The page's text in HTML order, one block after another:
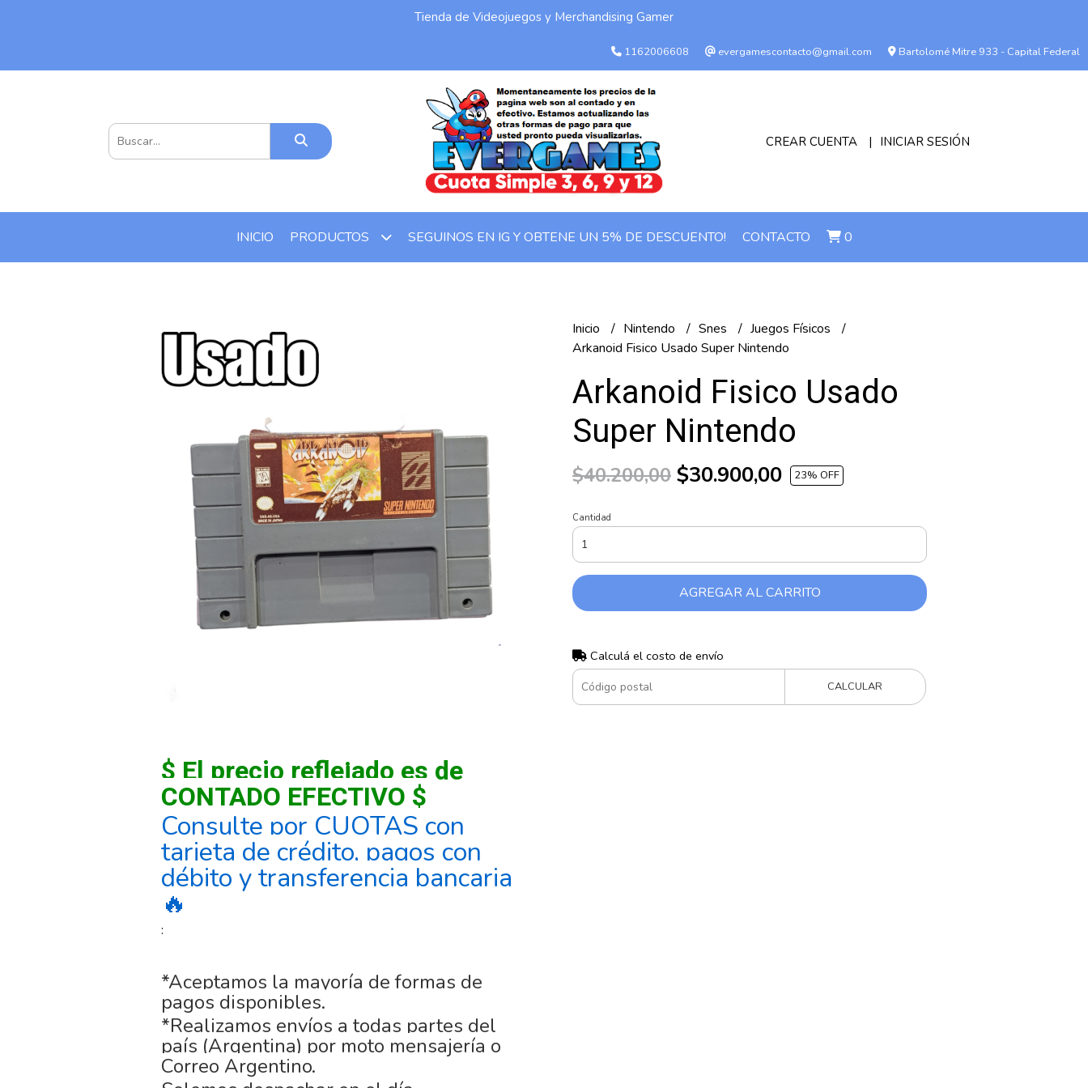
Tienda de Videojuegos y Merchandising Gamer
1162006608 evergamescontacto@gmail.com Bartolomé Mitre 933 - Capital Federal
CREAR CUENTA INICIAR SESIÓN
INICIO PRODUCTOS SEGUINOS EN IG Y OBTENE UN 5% DE DESCUENTO! CONTACTO 0
$ El precio reflejado es de
CONTADO EFECTIVO $
Consulte por CUOTAS con
tarjeta de crédito, pagos con
débito y transferencia bancaria
🔥
:
*Aceptamos la mayoría de formas de
pagos disponibles.
*Realizamos envíos a todas partes del
país (Argentina) por moto mensajería o
Correo Argentino.
Inicio Nintendo Snes
Juegos Físicos
Arkanoid Fisico Usado Super Nintendo
Arkanoid Fisico Usado
Super Nintendo
$40.200,00 $30.900,00 23% OFF
Cantidad
AGREGAR AL CARRITO
Calculá el costo de envío
CALCULAR